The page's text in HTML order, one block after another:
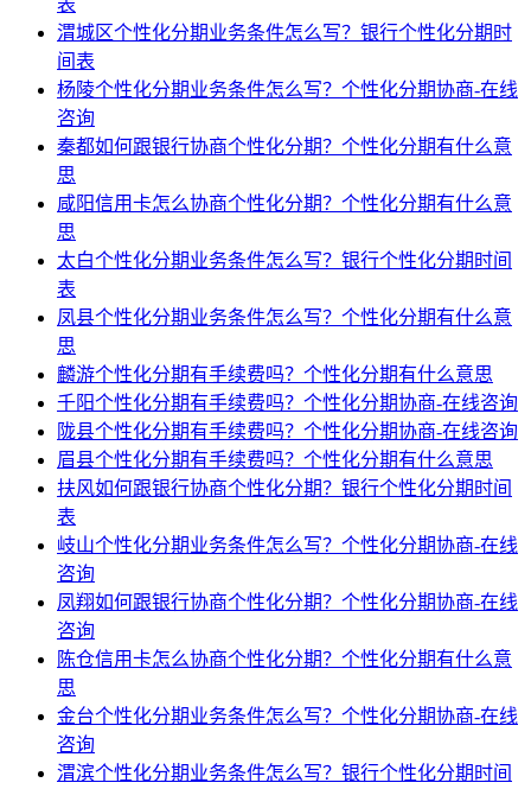
渭城区个性化分期业务条件怎么写？银行个性化分期时
间表
杨陵个性化分期业务条件怎么写？个性化分期协商-在线
咨询
秦都如何跟银行协商个性化分期？个性化分期有什么意
思
咸阳信用卡怎么协商个性化分期？个性化分期有什么意
思
太白个性化分期业务条件怎么写？银行个性化分期时间
表
凤县个性化分期业务条件怎么写？个性化分期有什么意
思
麟游个性化分期有手续费吗？个性化分期有什么意思
千阳个性化分期有手续费吗？个性化分期协商-在线咨询
陇县个性化分期有手续费吗？个性化分期协商-在线咨询
眉县个性化分期有手续费吗？个性化分期有什么意思
扶风如何跟银行协商个性化分期？银行个性化分期时间
表
岐山个性化分期业务条件怎么写？个性化分期协商-在线
咨询
凤翔如何跟银行协商个性化分期？个性化分期协商-在线
咨询
陈仓信用卡怎么协商个性化分期？个性化分期有什么意
思
金台个性化分期业务条件怎么写？个性化分期协商-在线
咨询
渭滨个性化分期业务条件怎么写？银行个性化分期时间